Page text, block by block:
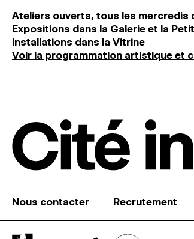
Ateliers ouverts, tous les mercredis
Expositions dans la Galerie et la
installations dans la Vitrine
Voir la programmation artistique et
Nous contacter Recrutement